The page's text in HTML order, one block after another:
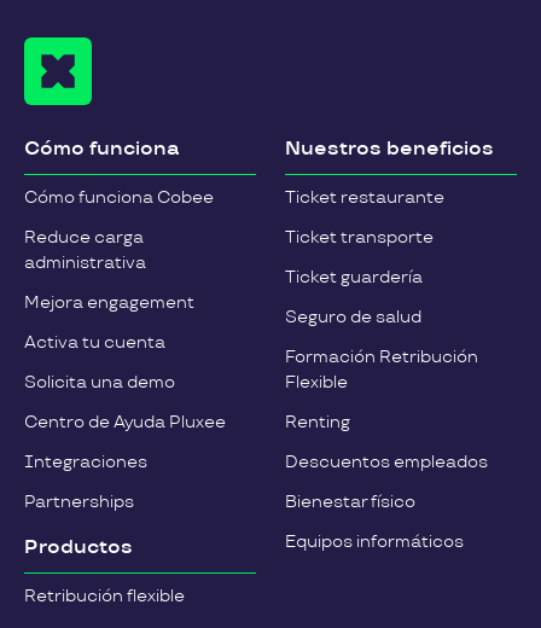
Cómo funciona
Cómo funciona Cobee
Reduce carga
administrativa
Mejora engagement
Activa tu cuenta
Solicita una demo
Centro de Ayuda Pluxee
Integraciones
Partnerships
Productos
Retribución flexible
Nuestros beneficios
Ticket restaurante
Ticket transporte
Ticket guardería
Seguro de salud
Formación Retribución
Flexible
Renting
Descuentos empleados
Bienestar físico
Equipos informáticos